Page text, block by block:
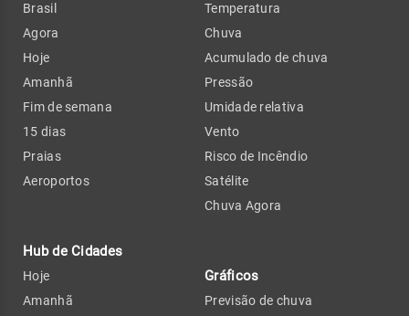
Brasil
Agora
Hoje
Amanhã
Fim de semana
15 dias
Praias
Aeroportos
Hub de Cidades
Hoje
Amanhã
Temperatura
Chuva
Acumulado de chuva
Pressão
Umidade relativa
Vento
Risco de Incêndio
Satélite
Chuva Agora
Gráficos
Previsão de chuva